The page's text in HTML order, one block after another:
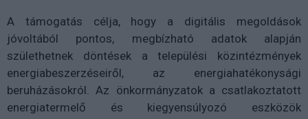
A támogatás célja, hogy a digitális megoldások
jóvoltából pontos, megbízható adatok alapján
születhetnek döntések a települési közintézmények
energiabeszerzéseiről, az energiahatékonysági
beruházásokról. Az önkormányzatok a csatlakoztatott
energiatermelő és kiegyensúlyozó eszközök